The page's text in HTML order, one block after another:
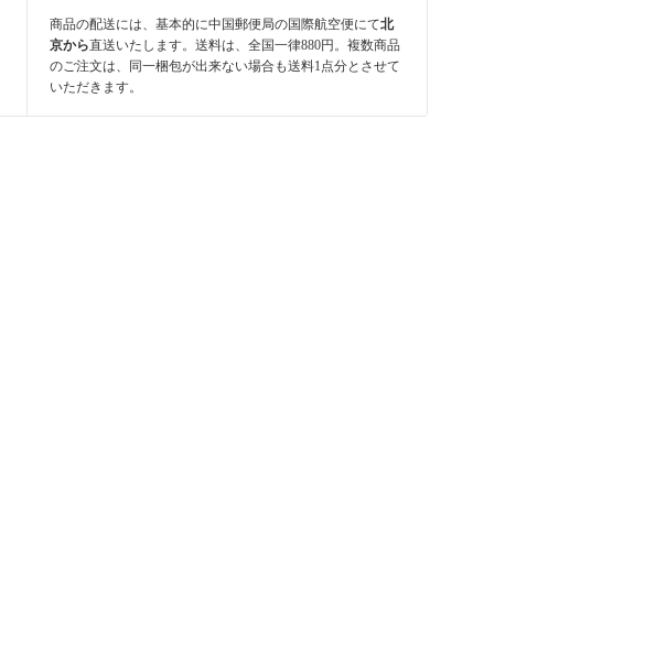
商品の配送には、基本的に中国郵便局の国際航空便にて北
京から直送いたします。送料は、全国一律880円。複数商品
のご注文は、同一梱包が出来ない場合も送料1点分とさせて
いただきます。